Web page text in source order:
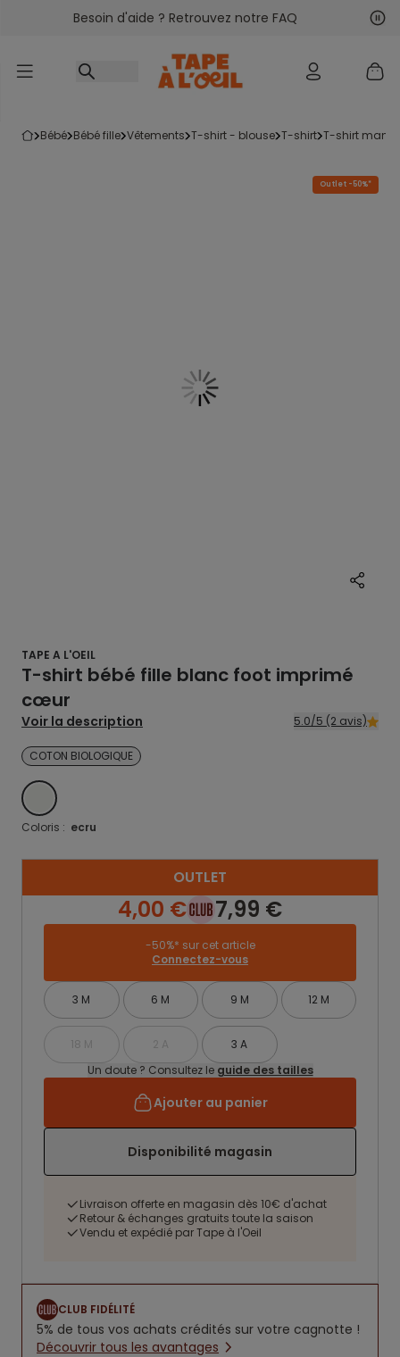
Accéder au contenu
Besoin d'aide ? Retrouvez notre FAQ
bébé bébé fille vêtements t-shirt - blouse t-shirt t-shirt
Outlet -50%*
TAPE A L'OEIL
T-shirt bébé fille blanc foot imprimé
cœur
Voir la description 5.0/5 (2 avis)
COTON BIOLOGIQUE
ECRU
Coloris : ecru
OUTLET
4,00 € 7,99 €
-50%* sur cet article
Connectez-vous
3 M 6 M 9 M 12 M
18 M 2 A
3 A
Un doute ? Consultez le guide des tailles
Ajouter au panier
Disponibilité magasin
Livraison offerte en magasin dès 10€ d'achat
Retour & échanges gratuits toute la saison
Vendu et expédié par Tape à l'Oeil
CLUB FIDÉLITÉ
5% de tous vos achats crédités sur votre cagnotte !
Découvrir tous les avantages